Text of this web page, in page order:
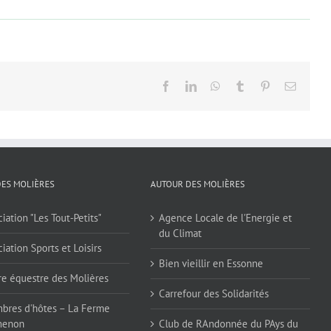
FacebookLinkedInWhatsApp
Tumblr PinterestEmail
MOLIÈRES
"Les Tout-Petits"
Sports et Loisirs
équestre des Molières
d'hôtes – La Ferme
AUTOUR DES MOLIÈRES
Agence Locale de l'Energie et
du Climat
Bien vieillir en Essonne
Carrefour des Solidarités
Club de RAndonnée du PAys du